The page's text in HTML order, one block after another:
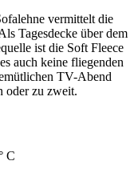
vermittelt die
Tagesdecke über dem
ist die Soft Fleece
auch keine fliegenden
TV-Abend
oder zu zweit.
C